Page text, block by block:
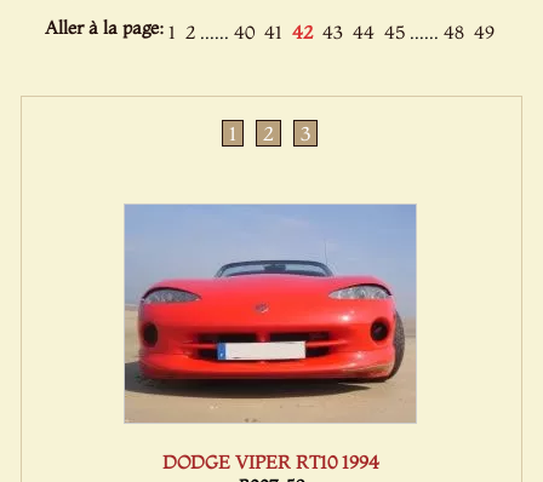
Aller à la page:1 2 ...... 40 41 42 43 44 45 ...... 48 49
1 2 3
DODGE VIPER RT10 1994